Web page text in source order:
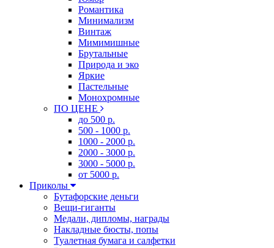
Романтика
Минимализм
Винтаж
Мимимишные
Брутальные
Природа и эко
Яркие
Пастельные
Монохромные
ПО ЦЕНЕ
до 500 р.
500 - 1000 р.
1000 - 2000 р.
2000 - 3000 р.
3000 - 5000 р.
от 5000 р.
Приколы
Бутафорские деньги
Вещи-гиганты
Медали, дипломы, награды
Накладные бюсты, попы
Туалетная бумага и салфетки